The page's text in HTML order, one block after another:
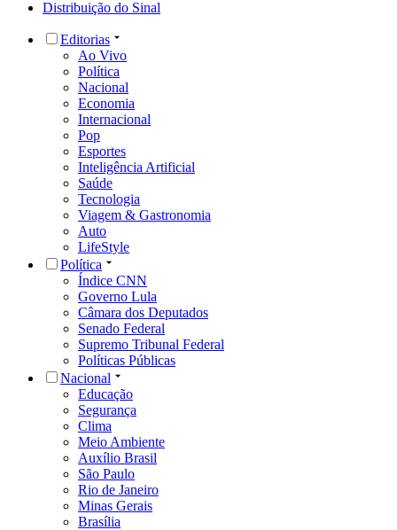
Distribuição do Sinal
Editorias
Ao Vivo
Política
Nacional
Economia
Internacional
Pop
Esportes
Inteligência Artificial
Saúde
Tecnologia
Viagem & Gastronomia
Auto
LifeStyle
Política
Índice CNN
Governo Lula
Câmara dos Deputados
Senado Federal
Supremo Tribunal Federal
Políticas Públicas
Nacional
Educação
Segurança
Clima
Meio Ambiente
Auxílio Brasil
São Paulo
Rio de Janeiro
Minas Gerais
Brasília